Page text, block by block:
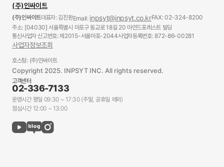
(주)인싸이트
(주)인싸이트대표자: 김진환Email: inpsyt@inpsyt.co.krFAX: 02-324-8200
주소: [04030] 서울특별시 마포구 동교로 18길 20 마인드포레스트 빌딩
통신사업자 신고번호: 제2015-서울마포-2044사업자등록번호: 872-86-00281
사업자정보조회
호스팅: (주)인싸이트
Copyright 2025. INPSYT INC. All rights reserved.
고객센터
02-336-7133
운영시간 평일 09:30 ~ 17:30 (주말, 공휴일 제외)
점심시간 12:00 ~ 13:00